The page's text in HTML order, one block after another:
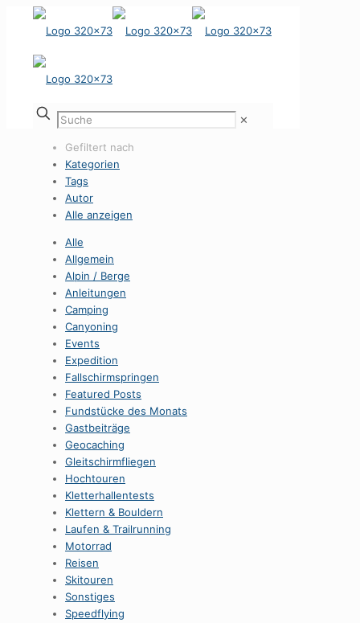
✕
Gefiltert nach
Kategorien
Tags
Autor
Alle anzeigen
Alle
Allgemein
Alpin / Berge
Anleitungen
Camping
Canyoning
Events
Expedition
Fallschirmspringen
Featured Posts
Fundstücke des Monats
Gastbeiträge
Geocaching
Gleitschirmfliegen
Hochtouren
Kletterhallentests
Klettern & Bouldern
Laufen & Trailrunning
Motorrad
Reisen
Skitouren
Sonstiges
Speedflying